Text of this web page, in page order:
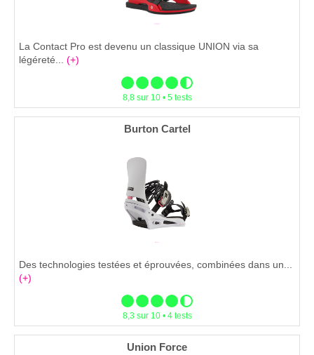
La Contact Pro est devenu un classique UNION via sa
légéreté... (+)
8,8 sur 10 • 5 tests
Burton Cartel
Des technologies testées et éprouvées, combinées dans un...
(+)
8,3 sur 10 • 4 tests
Union Force